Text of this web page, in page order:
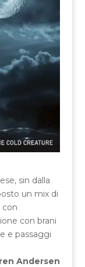
sin dalla
un mix di
con
con brani
e passaggi
Andersen